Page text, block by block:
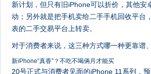
新计划，但只有旧iPhone可以折价，其他安
动；另外就是把手机卖给二手手机回收平台
表的二手交易平台上转卖。
对于消费者来说，这三种方式哪一种更靠谱
新iPhone“真香”？不吃不喝俩月才能买
20号正式与消费者见面的iPhone 11系列，